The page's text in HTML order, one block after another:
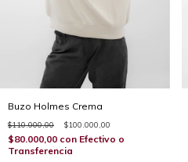
Buzo Holmes Crema
$110.000,00 $100.000,00
$80.000,00 con Efectivo o
Transferencia